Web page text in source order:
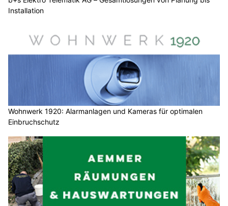
Installation
Wohnwerk 1920: Alarmanlagen und Kameras für optimalen
Einbruchschutz